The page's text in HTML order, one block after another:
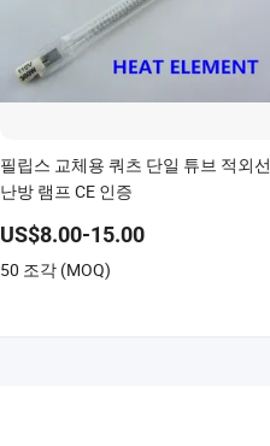
필립스 교체용 쿼츠 단일 튜브 적외선
난방 램프 CE 인증
US$8.00-15.00
50 조각 (MOQ)